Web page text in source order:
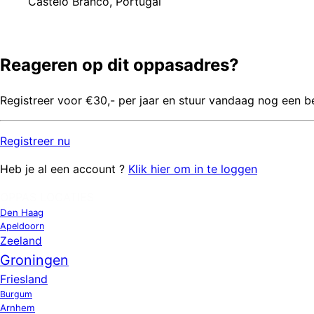
Reageren op dit oppasadres?
Registreer voor €30,- per jaar en stuur vandaag nog een
Registreer nu
Heb je al een account ? Klik hier om in te loggen
Den Haag
Apeldoorn
Zeeland
Groningen
Friesland
Burgum
Arnhem